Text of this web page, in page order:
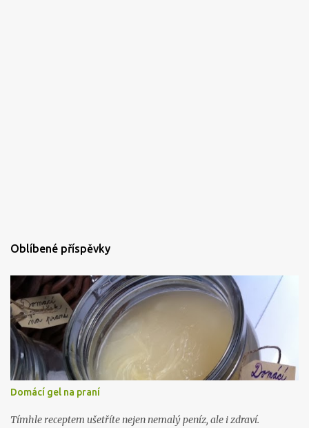
Oblíbené příspěvky
Domácí gel na praní
Tímhle receptem ušetříte nejen nemalý peníz, ale i zdraví.